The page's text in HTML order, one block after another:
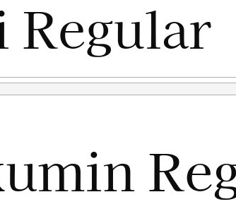
menggunakan CUSTOM LICENSE.
kepentingan Komersial apapun bentuknya
atau 100x Harga lisensi desktop.
kasus: anda ketahuan menggunakan
for personal use, kemudian setelah ketahuan
Nah untuk kejadian yg seperti ini saya tidak
beli adalah "LISENSI SETELAH